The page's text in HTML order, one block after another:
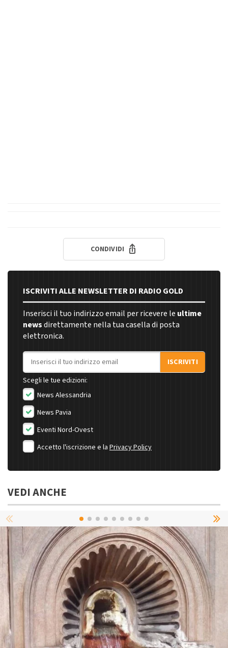
CONDIVIDI
ISCRIVITI ALLE NEWSLETTER DI RADIO GOLD
Inserisci il tuo indirizzo email per ricevere le ultime
newsdirettamente nella tua casella di posta
elettronica.
Indirizzo email
ISCRIVITI
Scegli le tue edizioni:
News Alessandria
News Pavia
Eventi Nord-Ovest
Accetto l'iscrizione e la Privacy Policy
VEDI ANCHE